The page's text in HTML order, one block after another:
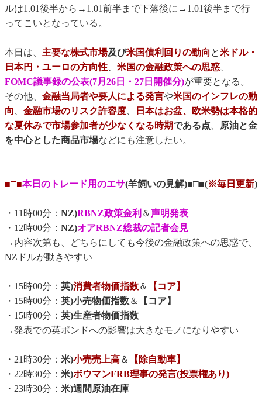
ルは1.01後半から→1.01前半まで下落後に→1.01後半まで行
ってこいとなっている。
本日は、 主要な株式市場及び米国債利回りの動向 と米ドル・
日本円・ユーロの方向性、 米国の金融政策への思惑、
FOMC議事録の公表(7月26日・27日開催分)が重要となる。
その他、 金融当局者や要人による発言や米国のインフレの動
向 、 金融市場のリスク許容度、
日本はお盆、欧米勢は本格的
な夏休みで市場参加者が少なくなる時期である点、 原油と金
を中心とした商品市場などにも注意したい。
■□■本日のトレード用のエサ(羊飼いの見解)■□■(※毎日更新)
・11時00分： NZ)RBNZ政策金利 ＆声明発表
・12時00分： NZ)オアRBNZ総裁の記者会見
→内容次第も、どちらにしても今後の金融政策への思惑で、
NZドルが動きやすい
・15時00分： 英)消費者物価指数＆
【コア】
・15時00分： 英)小売物価指数＆
【コア】
・15時00分： 英)生産者物価指数
→発表での英ポンドへの影響は大きなモノになりやすい
・21時30分： 米)小売売上高＆
【除自動車】
・22時30分： 米)ボウマンFRB理事の発言(投票権あり)
・23時30分： 米)週間原油在庫